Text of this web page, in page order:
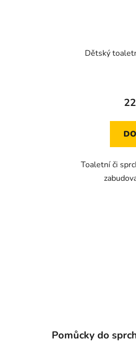
Dětský
Toaletní či
Pomůcky do